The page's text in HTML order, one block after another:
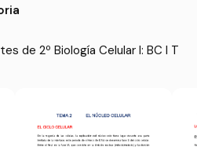
de 2º Biología Celular I: BC I T